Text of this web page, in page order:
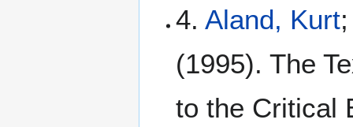
4.Aland, Kurt
(1995). The
to the Critical